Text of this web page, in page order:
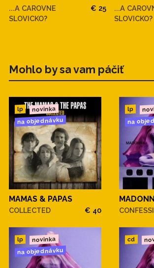
...A CAROVNE
SLOVICKO?
€ 25
...A
SLOVICKO?
Mohlo by sa vam páčiť
lp novinka
na objednávku
MAMAS & PAPAS
COLLECTED € 40
lp
na
lp novinka
na objednávku
cd